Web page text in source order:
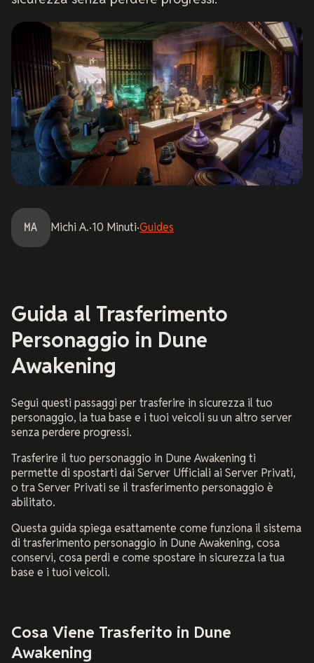
MA Michi A.·10 Minuti·Guides
Guida al Trasferimento
Personaggio in Dune
Awakening
Segui questi passaggi per trasferire in sicurezza il tuo
personaggio, la tua base e i tuoi veicoli su un altro server
senza perdere progressi.
Trasferire il tuo personaggio in Dune Awakening ti
permette di spostarti dai Server Ufficiali ai Server Privati,
o tra Server Privati se il trasferimento personaggio è
abilitato.
Questa guida spiega esattamente come funziona il sistema
di trasferimento personaggio in Dune Awakening, cosa
conservi, cosa perdi e come spostare in sicurezza la tua
base e i tuoi veicoli.
Cosa Viene Trasferito in Dune
Awakening